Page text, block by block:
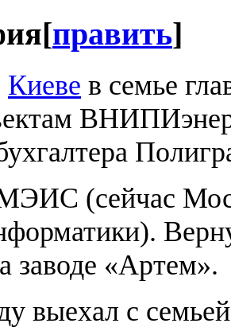
[править]
Киеве в семье
(сейчас
заводе «Артем».
выехал с